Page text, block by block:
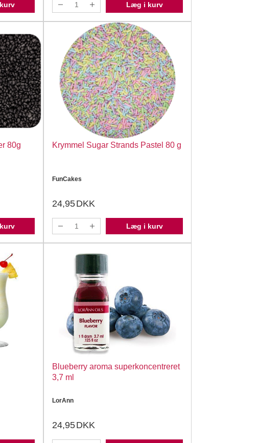
Læg i kurv
80g Krymmel Sugar Strands Pastel 80 g
FunCakes
24,95DKK
Læg i kurv
Blueberry aroma superkoncentreret
3,7 ml
LorAnn
24,95DKK